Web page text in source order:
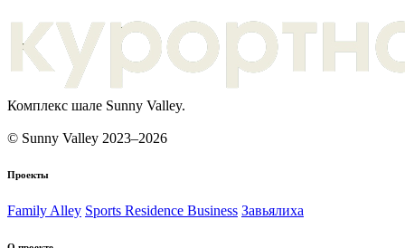
Комплекс шале Sunny Valley.
© Sunny Valley 2023–2026
Проекты
Family Alley Sports Residence Business Завьялиха